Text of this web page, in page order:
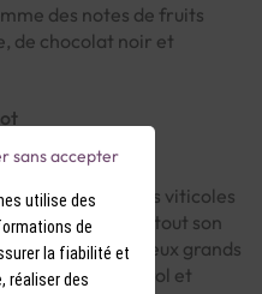
des notes de fruits
de chocolat noir et
régions viticoles
qu'il exprime tout son
de nombreux grands
Émilion, Pomerol et
utilise des
de
la fiabilité et
réaliser des
sans accepter